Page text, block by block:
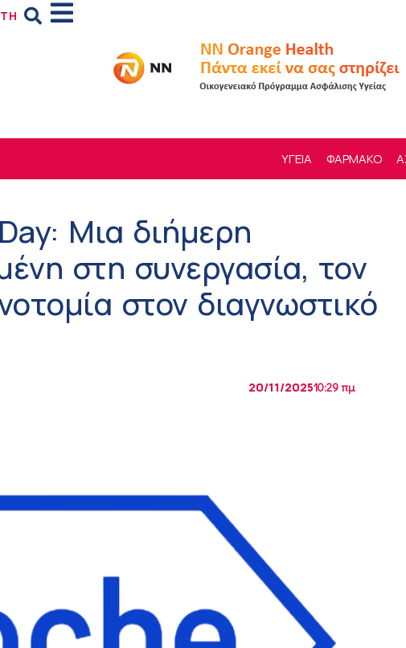
ΥΓΕΙΑ ΦΑΡΜΑΚΟ
Μια διήμερη
στη συνεργασία, τον
στον διαγνωστικό
20/11/202510:29 πμ